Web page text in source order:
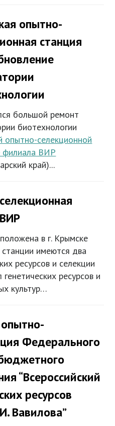
опытно-
станция
большой ремонт
биотехнологии
опытно-селекционной
филиала ВИР
край)...
в г. Крымске
имеются два
ресурсов и селекции
ресурсов и
культур…
Федерального
“Всероссийский
ресурсов
Вавилова”